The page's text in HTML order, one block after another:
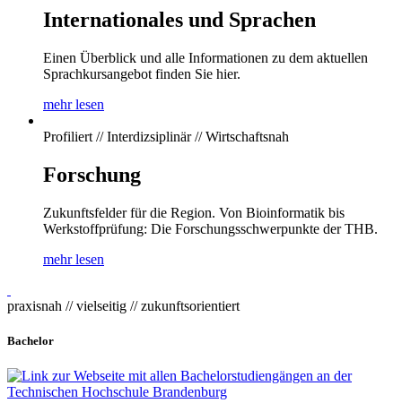
Internationales und Sprachen
Einen Überblick und alle Informationen zu dem aktuellen
Sprachkursangebot finden Sie hier.
mehr lesen
Profiliert // Interdizsiplinär // Wirtschaftsnah
Forschung
Zukunftsfelder für die Region. Von Bioinformatik bis
Werkstoffprüfung: Die Forschungsschwerpunkte der THB.
mehr lesen
praxisnah // vielseitig // zukunftsorientiert
Bachelor